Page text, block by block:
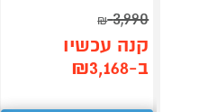
3,990
₪
קנה עכשיו
ב-₪3,168